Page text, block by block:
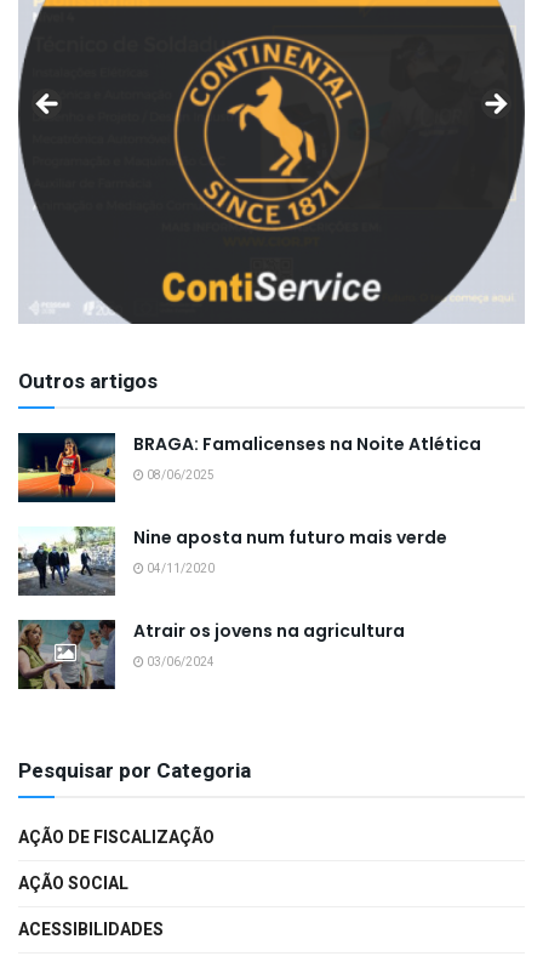
Outros artigos
BRAGA: Famalicenses na Noite Atlética
08/06/2025
Nine aposta num futuro mais verde
04/11/2020
Atrair os jovens na agricultura
03/06/2024
Pesquisar por Categoria
AÇÃO DE FISCALIZAÇÃO
AÇÃO SOCIAL
ACESSIBILIDADES